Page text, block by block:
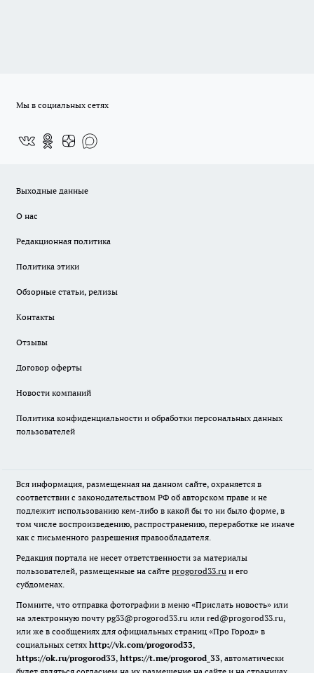
Мы в социальных сетях
Выходные данные
О нас
Редакционная политика
Политика этики
Обзорные статьи, релизы
Контакты
Отзывы
Договор оферты
Новости компаний
Политика конфиденциальности и обработки персональных данных
пользователей
Вся информация, размещенная на данном сайте, охраняется в
соответствии с законодательством РФ об авторском праве и не
подлежит использованию кем-либо в какой бы то ни было форме, в
том числе воспроизведению, распространению, переработке не иначе
как с письменного разрешения правообладателя.
Редакция портала не несет ответственности за материалы
пользователей, размещенные на сайте progorod33.ru и его
субдоменах.
Помните, что отправка фотографии в меню «Прислать новость» или
на электронную почту pg33@progorod33.ru или red@progorod33.ru,
или же в сообщениях для официальных страниц «Про Город» в
социальных сетях http://vk.com/progorod33,
https://ok.ru/progorod33, https://t.me/progorod_33, автоматически